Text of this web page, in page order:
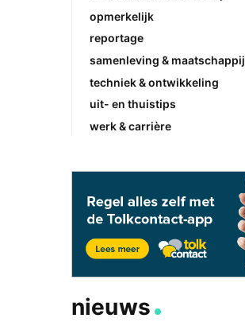
opmerkelijk
reportage
samenleving & maatschappij
techniek & ontwikkeling
uit- en thuistips
werk & carrière
nieuws